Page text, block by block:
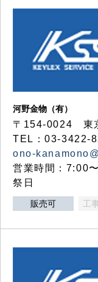
河野金物（有）
〒154-0024 東
TEL：03-3422-
ono-
営業時間：7:00
祭日
販売可 工